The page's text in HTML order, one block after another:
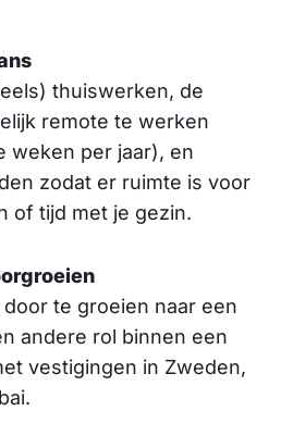
thuiswerken, de
remote te werken
weken per jaar), en
zodat er ruimte is voor
of tijd met je gezin.
te groeien naar een
andere rol binnen een
vestigingen in Zweden,